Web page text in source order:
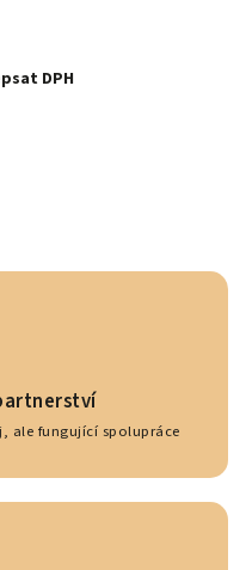
DPH
ale fungující spolupráce